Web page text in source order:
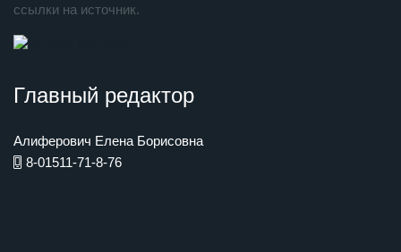
ссылки на источник.
Главный редактор
Алиферович Елена Борисовна
8-01511-71-8-76